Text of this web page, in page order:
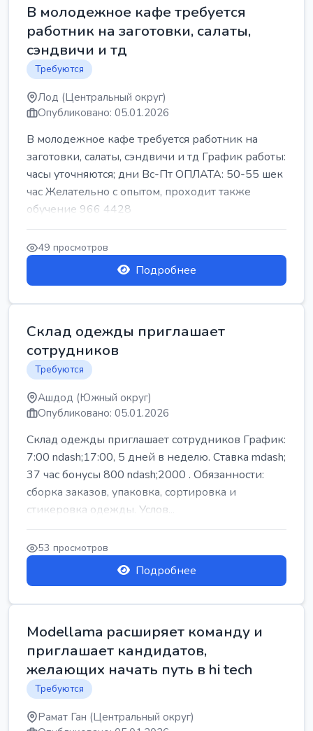
В молодежное кафе требуется
работник на заготовки, салаты,
сэндвичи и тд
Требуются
Лод (Центральный округ)
Опубликовано: 05.01.2026
В молодежное кафе требуется работник на
заготовки, салаты, сэндвичи и тд График работы:
часы уточняются; дни Вс-Пт ОПЛАТА: 50-55 шек
час Желательно с опытом, проходит также
обучение 966 4428
49 просмотров
Подробнее
Склад одежды приглашает
сотрудников
Требуются
Ашдод (Южный округ)
Опубликовано: 05.01.2026
Склад одежды приглашает сотрудников График:
7:00 ndash;17:00, 5 дней в неделю. Ставка mdash;
37 час бонусы 800 ndash;2000 . Обязанности:
сборка заказов, упаковка, сортировка и
стикеровка одежды. Услов...
53 просмотров
Подробнее
Modellama расширяет команду и
приглашает кандидатов,
желающих начать путь в hi tech
Требуются
Рамат Ган (Центральный округ)